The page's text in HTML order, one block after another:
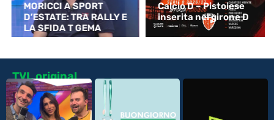
MORICCI A SPORT
D’ESTATE: TRA RALLY E
LA SFIDA T GEMA
Calcio D – Pistoiese
inserita nel girone D
TVL original